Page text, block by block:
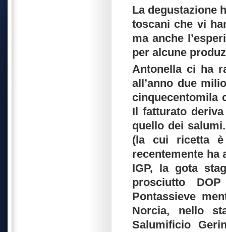
La degustazione
toscani che vi
ma anche
per alcune
Antonella ci ha
all’anno due
cinquecentomila
Il fatturato
quello dei
(la cui ricetta è
recentemente
IGP, la gota
prosciutto
Pontassieve
Norcia, nello
Salumificio